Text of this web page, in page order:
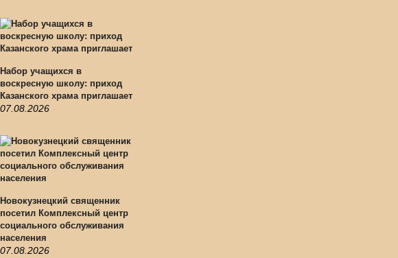
Набор учащихся в
воскресную школу: приход
Казанского храма приглашает
07.08.2026
Новокузнецкий священник
посетил Комплексный центр
социального обслуживания
населения
07.08.2026